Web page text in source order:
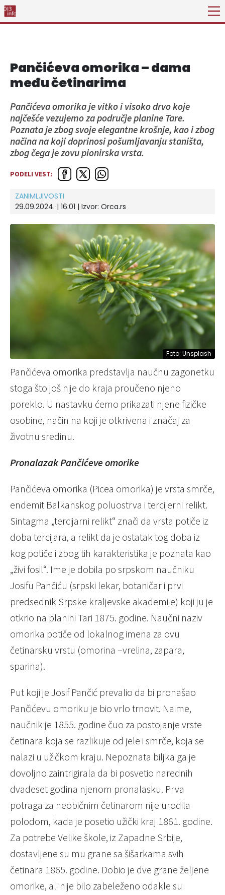
Pančićeva omorika – dama
među četinarima
Pančićeva omorika je vitko i visoko drvo koje
najčešće vezujemo za područje planine Tare.
Poznata je zbog svoje elegantne krošnje, kao i zbog
načina na koji doprinosi pošumljavanju staništa,
zbog čega je zovu pionirska vrsta.
PODELI VEST:
ZANIMLJIVOSTI
29.09.2024. | 16:01 | Izvor: Orca.rs
Foto: Unsplash
Pančićeva omorika predstavlja naučnu zagonetku
stoga što još nije do kraja proučeno njeno
poreklo. U nastavku ćemo prikazati njene fizičke
osobine, način na koji je otkrivena i značaj za
životnu sredinu.
Pronalazak Pančićeve omorike
Pančićeva omorika (Picea omorika) je vrsta smrče,
endemit Balkanskog poluostrva i tercijerni relikt.
Sintagma „tercijarni relikt“ znači da vrsta potiče iz
doba tercijara, a relikt da je ostatak tog doba iz
kog potiče i zbog tih karakteristika je poznata kao
„živi fosil“. Ime je dobila po srpskom naučniku
Josifu Pančiću (srpski lekar, botaničar i prvi
predsednik Srpske kraljevske akademije) koji ju je
otkrio na planini Tari 1875. godine. Naučni naziv
omorika potiče od lokalnog imena za ovu
četinarsku vrstu (omorina –vrelina, zapara,
sparina).
Put koji je Josif Pančić prevalio da bi pronašao
Pančićevu omoriku je bio vrlo trnovit. Naime,
naučnik je 1855. godine čuo za postojanje vrste
četinara koja se razlikuje od jele i smrče, koja se
nalazi u užičkom kraju. Nepoznata biljka ga je
dovoljno zaintrigirala da bi posvetio narednih
dvadeset godina njenom pronalasku. Prva
potraga za neobičnim četinarom nije urodila
polodom, kada je posetio užički kraj 1861. godine.
Za potrebe Velike škole, iz Zapadne Srbije,
dostavljene su mu grane sa šišarkama svih
četinara 1865. godine. Dobio je dve grane željene
omorike, ali nije bilo zabeleženo odakle su